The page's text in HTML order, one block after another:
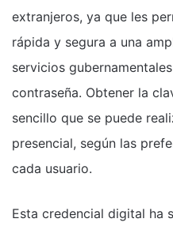
extranjeros, ya que les
rápida y segura a una
servicios
contraseña. Obtener la
sencillo que se puede
presencial, según las
cada usuario.
Esta credencial digital ha